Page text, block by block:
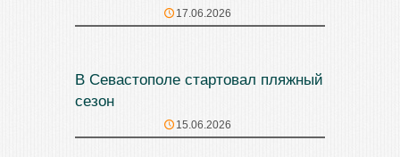
17.06.2026
В Севастополе стартовал пляжный
сезон
15.06.2026